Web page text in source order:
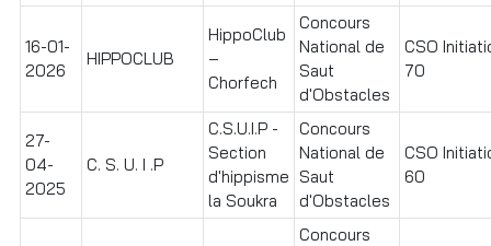
16-01-
2026
HIPPOCLUB
HippoClub
–
Chorfech
Concours
National de
Saut
d'Obstacles
CSO
70
27-
04-
2025
C. S. U. I .P
C.S.U.I.P -
Section
d'hippisme
la Soukra
Concours
National de
Saut
d'Obstacles
CSO
60
Concours